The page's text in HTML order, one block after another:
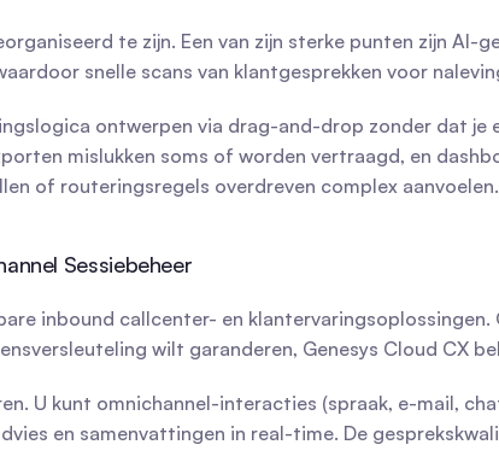
te zijn. Een van zijn sterke punten zijn
snelle scans van klantgesprekken voor
ontwerpen via drag-and-drop zonder dat
mislukken soms of worden vertraagd, en
of routeringsregels overdreven complex aanvoelen.
Sessiebeheer
inbound callcenter- en
wilt garanderen, Genesys Cloud CX
U kunt omnichannel-interacties (spraak, e-mail,
en samenvattingen in real-time. De